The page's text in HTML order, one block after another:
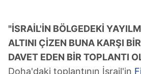
"İSRAİL'İN BÖLGEDEKİ
ALTINI ÇİZEN BUNA KARŞI
DAVET EDEN BİR TOPLANTI
Doha'daki toplantının İsrail'in